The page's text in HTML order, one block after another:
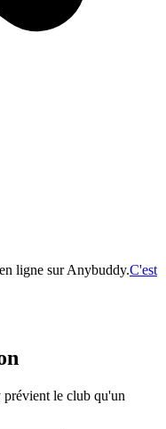
ligne sur Anybuddy.C'est
le club qu'un